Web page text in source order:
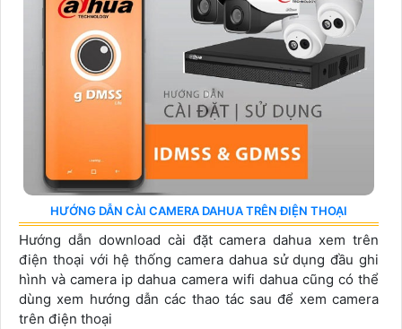
HƯỚNG DẪN CÀI CAMERA DAHUA TRÊN ĐIỆN THOẠI
Hướng dẫn download cài đặt camera dahua xem trên
điện thoại với hệ thống camera dahua sử dụng đầu ghi
hình và camera ip dahua camera wifi dahua cũng có thể
dùng xem hướng dẫn các thao tác sau để xem camera
trên điện thoại